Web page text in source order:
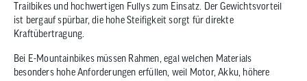
Trailbikes und hochwertigen Fullys zum Einsatz. Der Gewichtsvorteil
ist bergauf spürbar, die hohe Steifigkeit sorgt für direkte
Kraftübertragung.
Bei E-Mountainbikes müssen Rahmen, egal welchen Materials
besonders hohe Anforderungen erfüllen, weil Motor, Akku, höhere